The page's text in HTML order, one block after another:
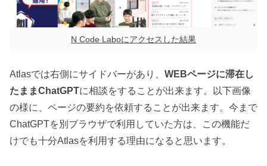
N Code Laboにアクセスした結果
Atlasでは右側にサイドバーがあり、 WEBページに滞在し
たままChatGPTに相談をすることが出来ます。以下画像
の様に、ページの要約を依頼することが出来ます。今まで
ChatGPTを別ブラウザで利用していた方は、この機能だ
けでも十分Atlasを利用する理由になると思います。